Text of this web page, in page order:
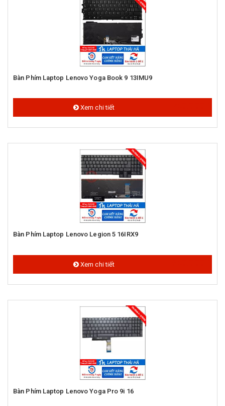
Bàn Phím Laptop Lenovo Yoga Book 9 13IMU9
Xem chi tiết
Bàn Phím Laptop Lenovo Legion 5 16IRX9
Xem chi tiết
Bàn Phím Laptop Lenovo Yoga Pro 9i 16